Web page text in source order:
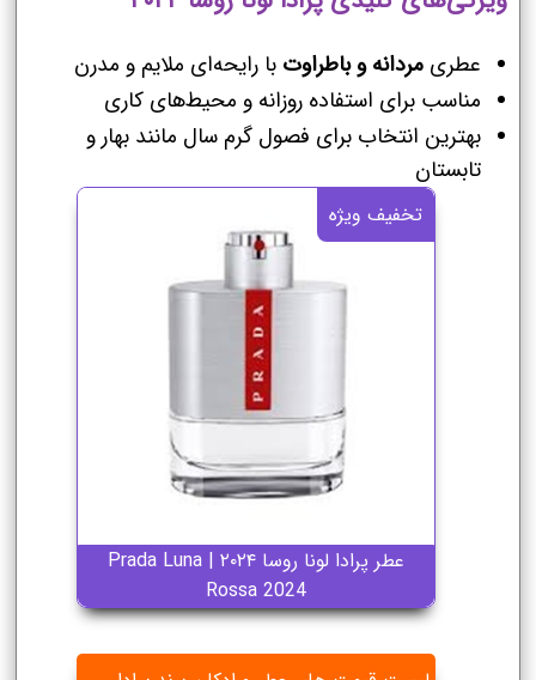
عطری مردانه و باطراوت با رایحه‌ای ملایم و مدرن
مناسب برای استفاده روزانه و محیط‌های کاری
بهترین انتخاب برای فصول گرم سال مانند بهار و
تابستان
تخفیف ویژه
عطر پرادا لونا روسا ۲۰۲۴ | Prada Luna
Rossa 2024